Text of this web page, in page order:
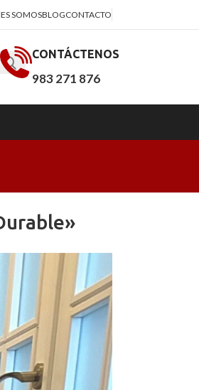
SOMOSBLOGCONTACTO
CONTÁCTENOS
983 271 876